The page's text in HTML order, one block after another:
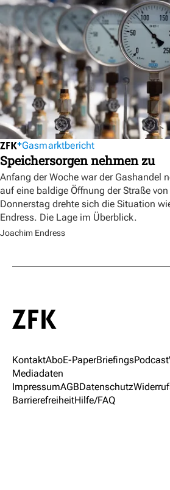
Gasmarktbericht
Speichersorgen nehmen zu
Anfang der Woche war der Gashandel
auf eine baldige Öffnung der Straße
Donnerstag drehte sich die Situation
Endress. Die Lage im Überblick.
Joachim Endress
KontaktAboE-PaperBriefingsPodcast
Mediadaten
ImpressumAGBDatenschutz
BarrierefreiheitHilfe/FAQ